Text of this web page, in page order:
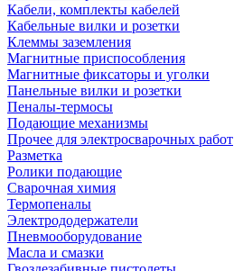
Кабели, комплекты кабелей
Кабельные вилки и розетки
Клеммы заземления
Магнитные приспособления
Магнитные фиксаторы и уголки
Панельные вилки и розетки
Пеналы-термосы
Подающие механизмы
Прочее для электросварочных работ
Разметка
Ролики подающие
Сварочная химия
Термопеналы
Электрододержатели
Пневмооборудование
Масла и смазки